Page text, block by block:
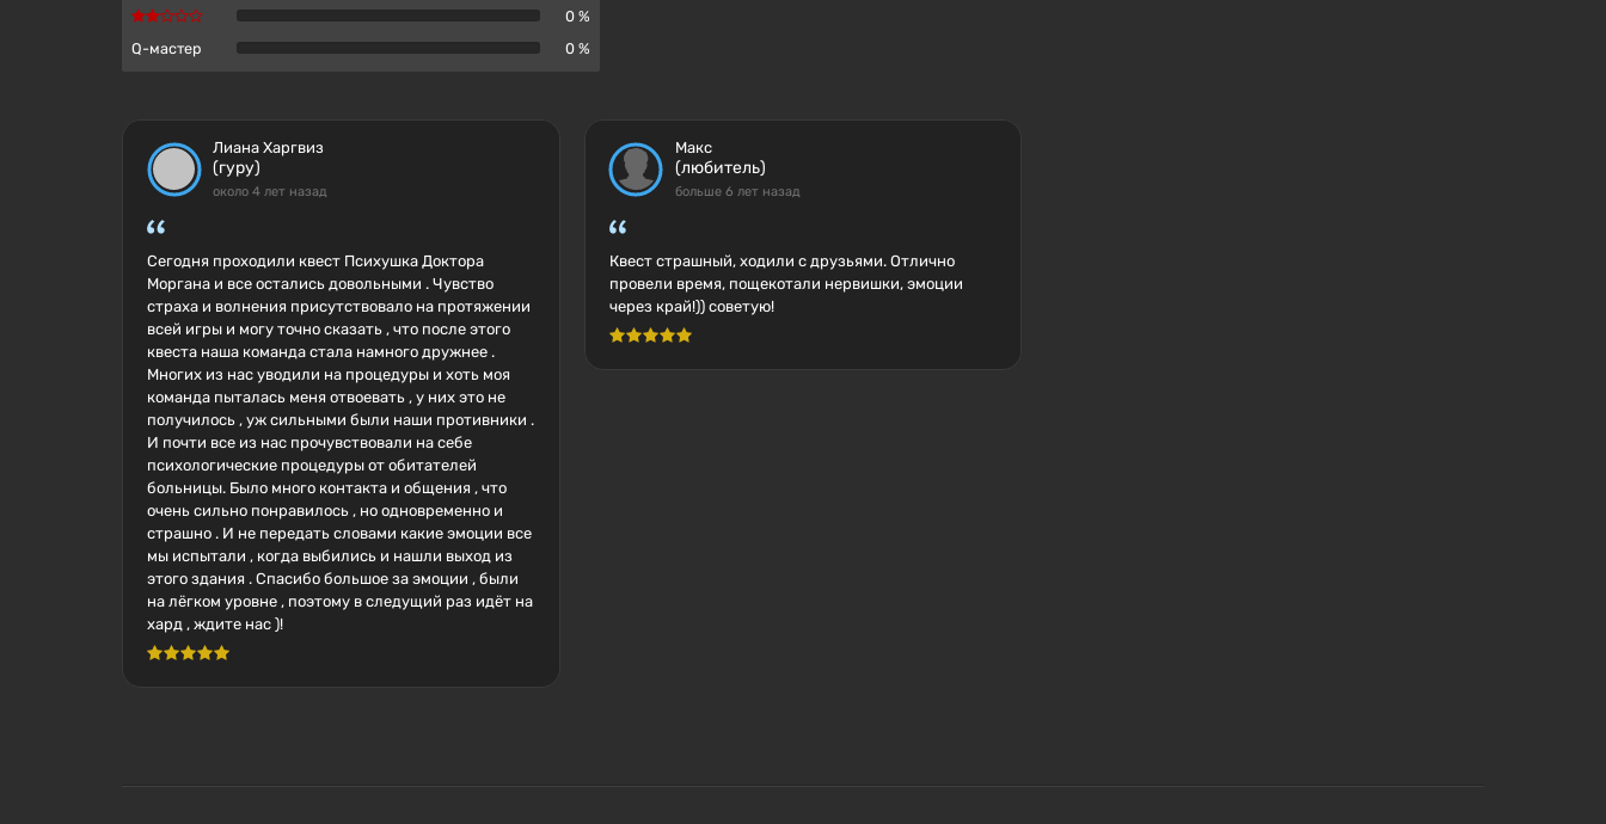
0 %
Q-мастер
0 %
Лиана Харгвиз
(гуру)
около 4 лет назад
Сегодня проходили квест Психушка Доктора
Моргана и все остались довольными . Чувство
страха и волнения присутствовало на протяжении
всей игры и могу точно сказать , что после этого
квеста наша команда стала намного дружнее .
Многих из нас уводили на процедуры и хоть моя
команда пыталась меня отвоевать , у них это не
получилось , уж сильными были наши противники .
И почти все из нас прочувствовали на себе
психологические процедуры от обитателей
больницы. Было много контакта и общения , что
очень сильно понравилось , но одновременно и
страшно . И не передать словами какие эмоции все
мы испытали , когда выбились и нашли выход из
этого здания . Спасибо большое за эмоции , были
на лёгком уровне , поэтому в следущий раз идёт на
хард , ждите нас )!
Макс
(любитель)
больше 6 лет назад
Квест страшный, ходили с друзьями. Отлично
провели время, пощекотали нервишки, эмоции
через край!)) советую!